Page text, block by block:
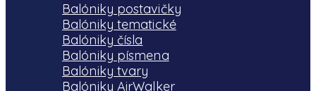
Balóniky postavičky
Balóniky tematické
Balóniky čísla
Balóniky písmena
Balóniky tvary
Balóniky AirWalker